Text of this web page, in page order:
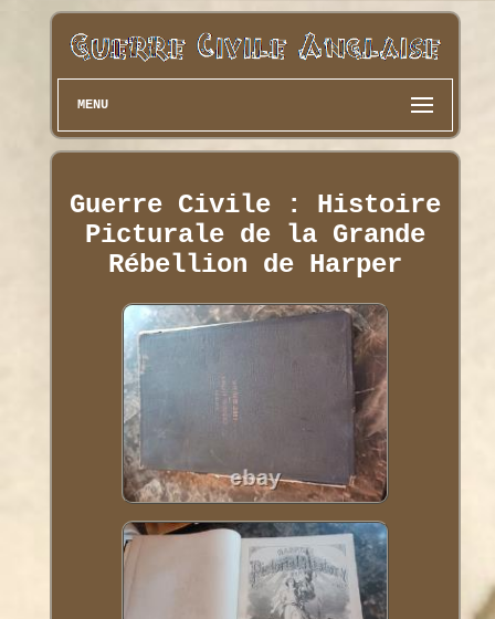
MENU
Guerre Civile : Histoire
Picturale de la Grande
Rébellion de Harper